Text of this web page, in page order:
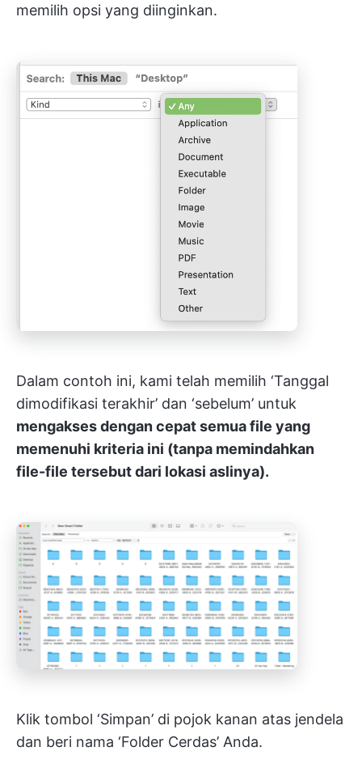
memilih opsi yang diinginkan.
Dalam contoh ini, kami telah memilih ‘Tanggal
dimodifikasi terakhir’ dan ‘sebelum’ untuk
mengakses dengan cepat semua file yang
memenuhi kriteria ini (tanpa memindahkan
file-file tersebut dari lokasi aslinya).
Klik tombol ‘Simpan’ di pojok kanan atas jendela
dan beri nama ‘Folder Cerdas’ Anda.